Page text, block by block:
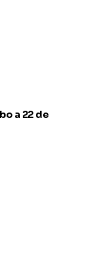
a 22 de